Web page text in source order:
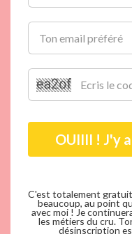
OUIIII ! J'y
C'est totalement
beaucoup, au point
avec moi ! Je
les métiers du cru.
désinscription